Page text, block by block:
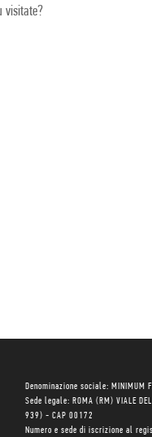
visitate?
Denominazione sociale: MINIMUM
Sede legale: ROMA (RM) VIALE
939) - CAP 00172
Numero e sede di iscrizione al